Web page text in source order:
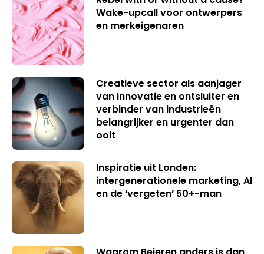
Wake-upcall voor ontwerpers
en merkeigenaren
Creatieve sector als aanjager
van innovatie en ontsluiter en
verbinder van industrieën
belangrijker en urgenter dan
ooit
Inspiratie uit Londen:
intergenerationele marketing, AI
en de ‘vergeten’ 50+-man